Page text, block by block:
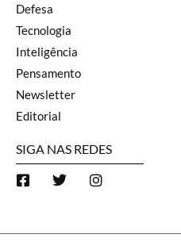
Defesa
Tecnologia
Inteligência
Pensamento
Newsletter
Editorial
SIGA NAS REDES